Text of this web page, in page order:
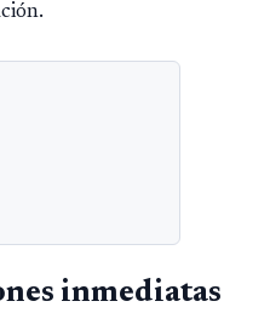
inmediatas